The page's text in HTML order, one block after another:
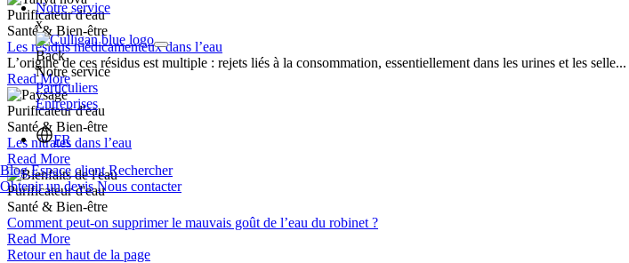
Notre service
x
Back
Notre service
Particuliers
Entreprises
FR
BlogEspace clientRechercher
Obtenir un devis Nous contacter
Purificateur d'eau
Santé & Bien-être
Les résidus médicamenteux dans l’eau
L’origine de ces résidus est multiple : rejets liés à la consommation, essentiellement dans les urines et les selle...
Read More
Purificateur d'eau
Santé & Bien-être
Les nitrates dans l’eau
Read More
Purificateur d'eau
Santé & Bien-être
Comment peut-on supprimer le mauvais goût de l’eau du robinet ?
Read More
Retour en haut de la page